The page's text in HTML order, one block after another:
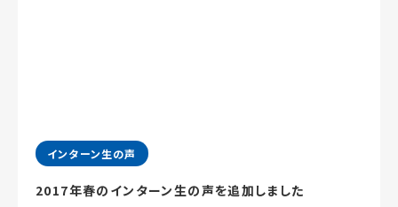
インターン生の声
2017年春のインターン生の声を追加しました